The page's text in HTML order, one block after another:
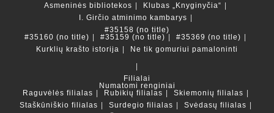
Asmeninės bibliotekos
Klubas „Knyginyčia“
I. Girčio atminimo kambarys
#35158 (no title)
#35160 (no title)
#35159 (no title)
#35369 (no title)
Kurklių krašto istorija
Ne tik gomuriui pamaloninti
Filialai
Numatomi renginiai
Raguvėlės filialas
Rubikių filialas
Skiemonių filialas
Staškūniškio filialas
Surdegio filialas
Svėdasų filialas